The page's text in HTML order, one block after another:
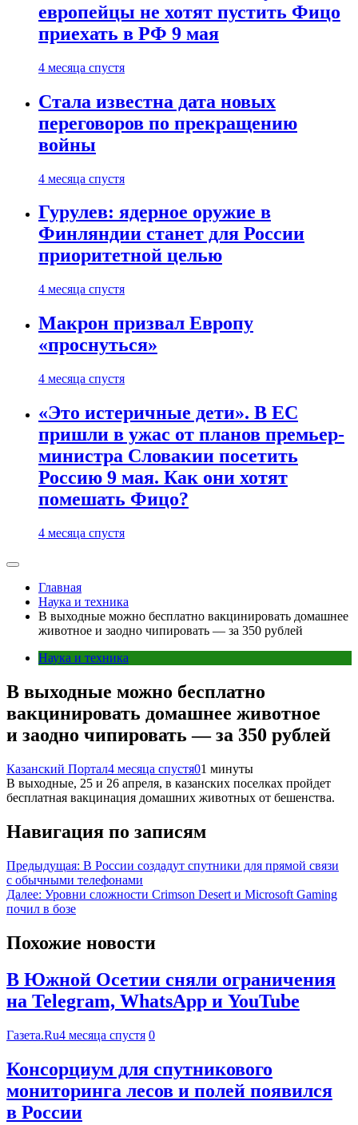
европейцы не хотят пустить Фицо
приехать в РФ 9 мая
4 месяца спустя
Стала известна дата новых
переговоров по прекращению
войны
4 месяца спустя
Гурулев: ядерное оружие в
Финляндии станет для России
приоритетной целью
4 месяца спустя
Макрон призвал Европу
«проснуться»
4 месяца спустя
«Это истеричные дети». В ЕС
пришли в ужас от планов премьер-
министра Словакии посетить
Россию 9 мая. Как они хотят
помешать Фицо?
4 месяца спустя
Главная
Наука и техника
В выходные можно бесплатно вакцинировать домашнее
животное и заодно чипировать — за 350 рублей
Наука и техника
В выходные можно бесплатно
вакцинировать домашнее животное
и заодно чипировать — за 350 рублей
Казанский Портал4 месяца спустя01 минуты
В выходные, 25 и 26 апреля, в казанских поселках пройдет
бесплатная вакцинация домашних животных от бешенства.
Навигация по записям
Предыдущая: В России создадут спутники для прямой связи
с обычными телефонами
Далее: Уровни сложности Crimson Desert и Microsoft Gaming
почил в бозе
Похожие новости
В Южной Осетии сняли ограничения
на Telegram, WhatsApp и YouTube
Газета.Ru4 месяца спустя 0
Консорциум для спутникового
мониторинга лесов и полей появился
в России